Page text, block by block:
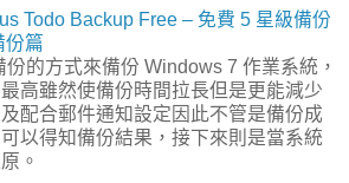
Todo Backup Free – 免費 5 星級備份
份篇
的方式來備份 Windows 7 作業系統，
高雖然使備份時間拉長但是更能減少
配合郵件通知設定因此不管是備份成
以得知備份結果，接下來則是當系統
。